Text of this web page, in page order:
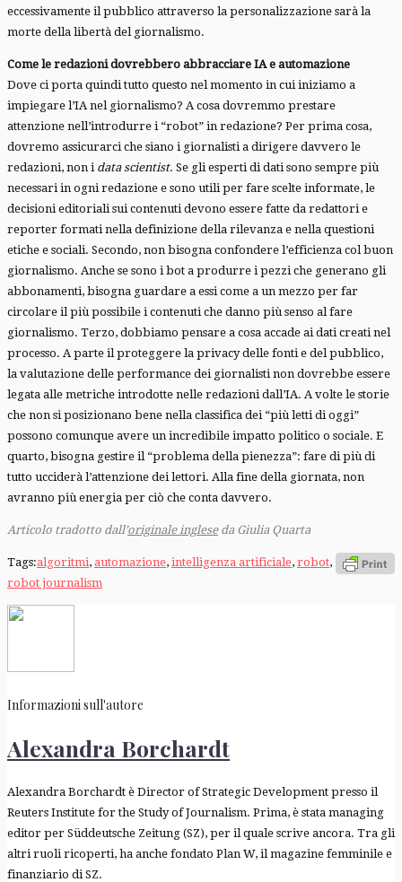
eccessivamente il pubblico attraverso la personalizzazione sarà la
morte della libertà del giornalismo.
Come le redazioni dovrebbero abbracciare IA e automazione
Dove ci porta quindi tutto questo nel momento in cui iniziamo a
impiegare l’IA nel giornalismo? A cosa dovremmo prestare
attenzione nell’introdurre i “robot” in redazione? Per prima cosa,
dovremo assicurarci che siano i giornalisti a dirigere davvero le
redazioni, non i data scientist. Se gli esperti di dati sono sempre più
necessari in ogni redazione e sono utili per fare scelte informate, le
decisioni editoriali sui contenuti devono essere fatte da redattori e
reporter formati nella definizione della rilevanza e nella questioni
etiche e sociali. Secondo, non bisogna confondere l’efficienza col buon
giornalismo. Anche se sono i bot a produrre i pezzi che generano gli
abbonamenti, bisogna guardare a essi come a un mezzo per far
circolare il più possibile i contenuti che danno più senso al fare
giornalismo. Terzo, dobbiamo pensare a cosa accade ai dati creati nel
processo. A parte il proteggere la privacy delle fonti e del pubblico,
la valutazione delle performance dei giornalisti non dovrebbe essere
legata alle metriche introdotte nelle redazioni dall’IA. A volte le storie
che non si posizionano bene nella classifica dei “più letti di oggi”
possono comunque avere un incredibile impatto politico o sociale. E
quarto, bisogna gestire il “problema della pienezza”: fare di più di
tutto ucciderà l’attenzione dei lettori. Alla fine della giornata, non
avranno più energia per ciò che conta davvero.
Articolo tradotto dall’originale ingleseda Giulia Quarta
Tags:algoritmi, automazione, intelligenza artificiale, robot,
robot journalism
Informazioni sull'autore
Alexandra Borchardt
Alexandra Borchardt è Director of Strategic Development presso il
Reuters Institute for the Study of Journalism. Prima, è stata managing
editor per Süddeutsche Zeitung (SZ), per il quale scrive ancora. Tra gli
altri ruoli ricoperti, ha anche fondato Plan W, il magazine femminile e
finanziario di SZ.